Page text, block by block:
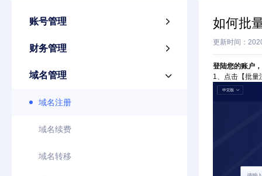
账号管理 
财务管理 
域名管理 
域名注册
域名续费
域名转移
如何批
更新时间：
登陆您的账户
1、点击【批量